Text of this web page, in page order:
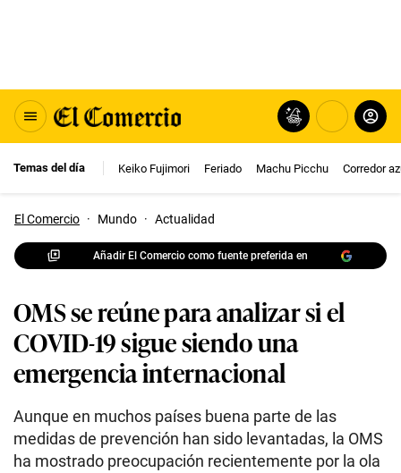
Temas del día Keiko Fujimori Feriado Machu Picchu Corredor
El Comercio · Mundo · Actualidad
Añadir El Comercio como fuente preferida en
OMS se reúne para analizar si el
COVID-19 sigue siendo una
emergencia internacional
Aunque en muchos países buena parte de las
medidas de prevención han sido levantadas, la OMS
ha mostrado preocupación recientemente por la ola